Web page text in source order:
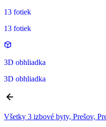
13 fotiek
13 fotiek
3D obhliadka
3D obhliadka
Všetky 3 izbové byty, Prešov,